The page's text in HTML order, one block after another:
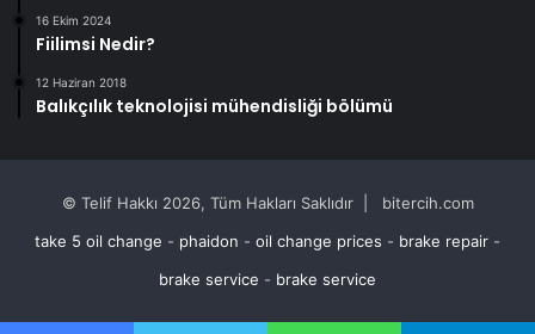
16 Ekim 2024
Fiilimsi Nedir?
12 Haziran 2018
Balıkçılık teknolojisi mühendisliği bölümü
© Telif Hakkı 2026, Tüm Hakları Saklıdır | bitercih.com
take 5 oil change - phaidon - oil change prices - brake repair -
brake service - brake service